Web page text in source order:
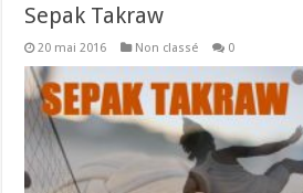
Sepak Takraw
20 mai 2016 Non classé 0